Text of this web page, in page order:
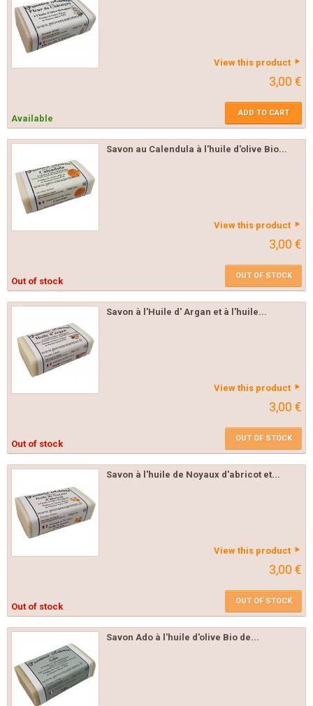
View this product
3,00 €
Available
ADD TO CART
Savon au Calendula à l'huile d'olive Bio...
View this product
3,00 €
Out of stock
OUT OF STOCK
Savon à l'Huile d' Argan et à l'huile...
View this product
3,00 €
Out of stock
OUT OF STOCK
Savon à l'huile de Noyaux d'abricot et...
View this product
3,00 €
Out of stock
OUT OF STOCK
Savon Ado à l'huile d'olive Bio de...